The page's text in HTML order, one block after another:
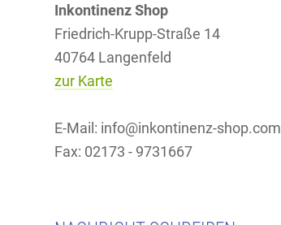
Inkontinenz Shop
Friedrich-Krupp-Straße 14
40764 Langenfeld
zur Karte
E-Mail: info@inkontinenz-shop.com
Fax: 02173 - 9731667